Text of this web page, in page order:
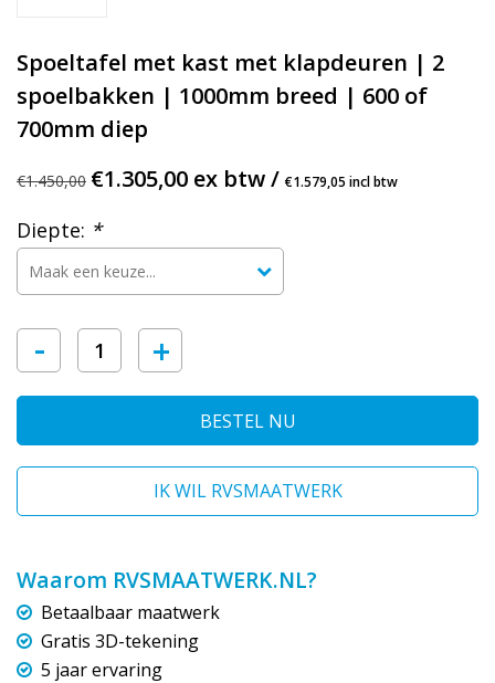
Spoeltafel met kast met klapdeuren | 2
spoelbakken | 1000mm breed | 600 of
700mm diep
€1.450,00 €1.305,00 ex btw /€1.579,05 incl btw
Diepte: *
- +
BESTEL NU
IK WIL RVSMAATWERK
Waarom RVSMAATWERK.NL?
Betaalbaar maatwerk
Gratis 3D-tekening
5 jaar ervaring